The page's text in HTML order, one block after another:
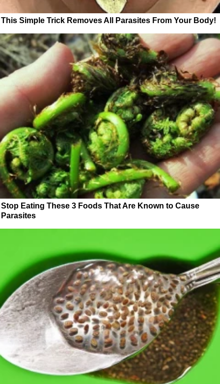
This Simple Trick Removes All Parasites From Your Body!
Stop Eating These 3 Foods That Are Known to Cause
Parasites